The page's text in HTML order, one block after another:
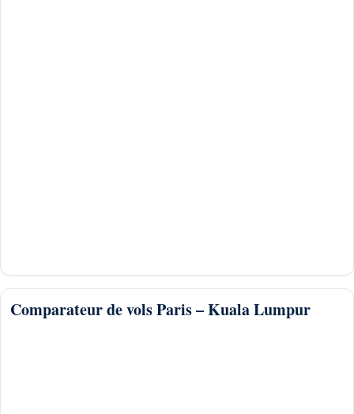
Comparateur de vols Paris – Kuala Lumpur